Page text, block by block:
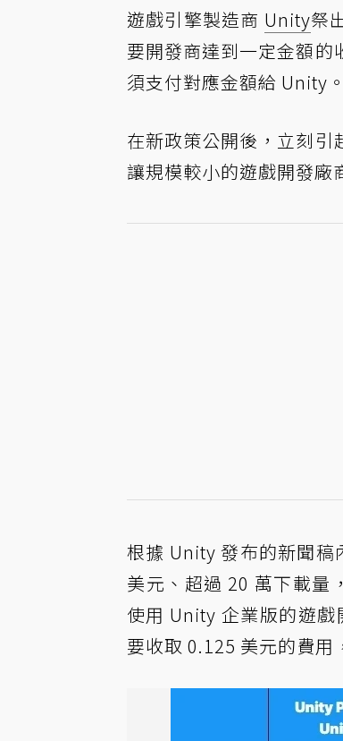
遊戲引擎製造商 Unity祭
要開發商達到一定金額
須支付對應金額給 Unity。
在新政策公開後，立刻
讓規模較小的遊戲開發廠
根據 Unity 發布的新聞稿
美元、超過 20 萬下載量
使用 Unity 企業版的遊
要收取 0.125 美元的費用